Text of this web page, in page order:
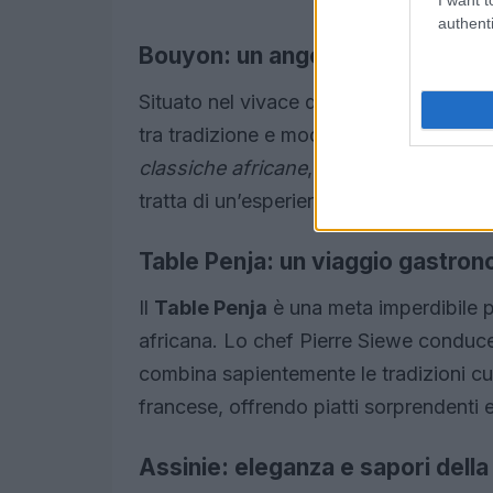
Bouyon: un angolo di creatività
Situato nel vivace quartiere di
tra tradizione e modernità. Gli chef
classiche africane, arricchendole con
tratta di un’esperienza culinaria da
Table Penja: un viaggio
Il Table Penja è una meta imperdibile
africana. Lo chef Pierre Siewe
combina sapientemente le tradizioni
francese, offrendo piatti sorprendenti
Assinie: eleganza e sapori